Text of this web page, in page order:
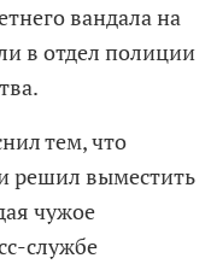
вандала на
в отдел полиции
тем, что
решил выместить
чужое
службе